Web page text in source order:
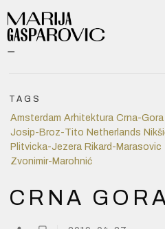
CRNA
TAGS
Amsterdam Arhitektura Crna-Gora
Josip-Broz-Tito Netherlands
Plitvicka-Jezera Rikard-Marasovic
Zvonimir-Marohnić